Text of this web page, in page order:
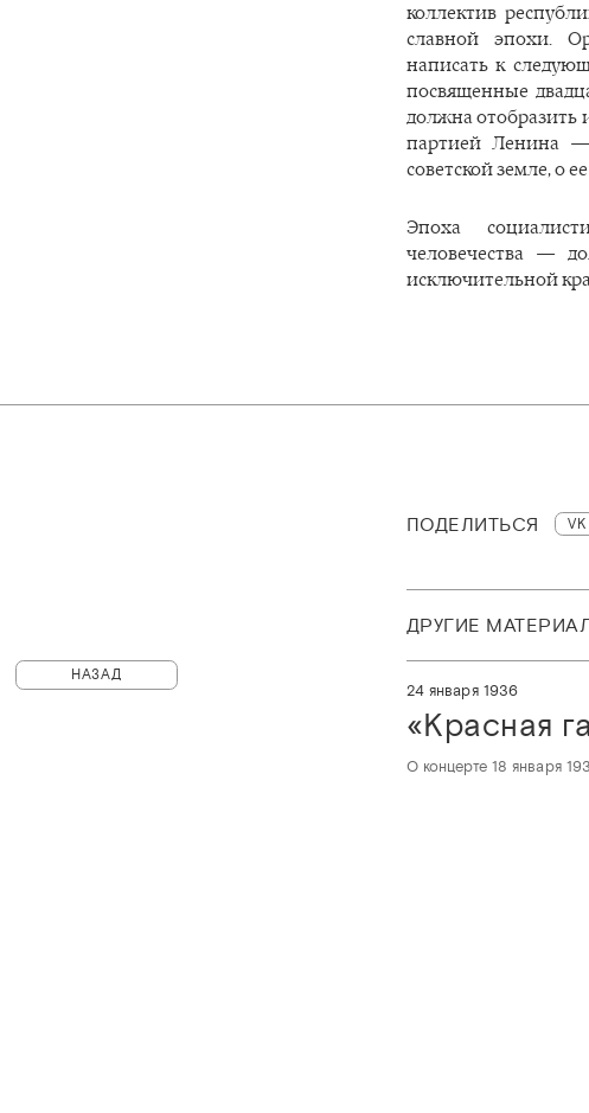
коллектив
славной эпохи.
написать к
посвященные
должна отобразить
партией Ленина
советской земле, о
Эпоха
человечества —
исключительной
ПОДЕЛИТЬСЯ VK
ДРУГИЕ
24 января 1936
«Красная
О концерте 18 января
НАЗАД